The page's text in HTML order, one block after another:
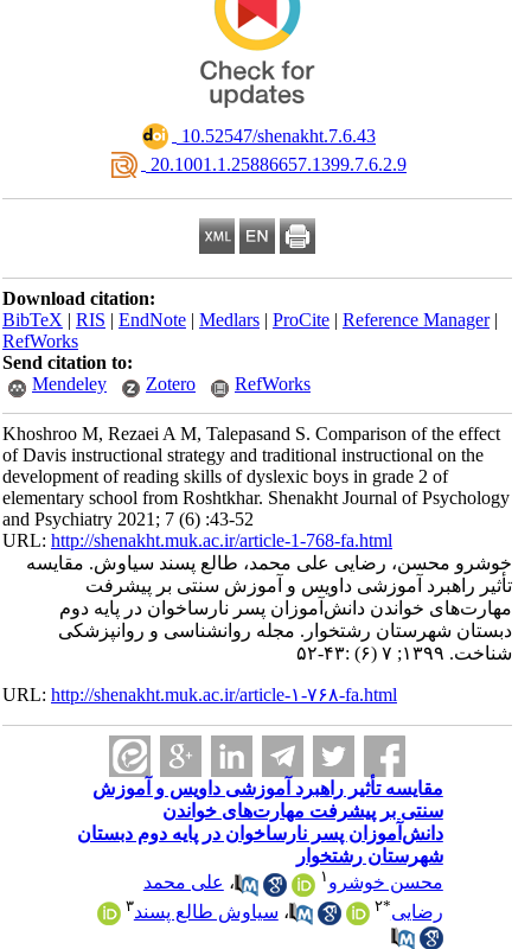
‎ 10.52547/shenakht.7.6.43
‎ 20.1001.1.25886657.1399.7.6.2.9
Download citation:
BibTeX|RIS|EndNote|Medlars|ProCite|Reference Manager
RefWorks
Send citation to:
Mendeley
Zotero RefWorks
Khoshroo M, Rezaei A M, Talepasand S. Comparison of the effect
of Davis instructional strategy and traditional instructional on the
development of reading skills of dyslexic boys in grade 2 of
elementary school from Roshtkhar. Shenakht Journal of Psychology
and Psychiatry 2021; 7 (6) :43-52
URL:http://shenakht.muk.ac.ir/article-1-768-fa.html
خوشرو محسن، رضایی علی محمد، طالع پسند سیاوش. مقایسه
تأثیر راهبرد آموزشی داویس و آموزش سنتی بر پیشرفت
مهارت‌های خواندن دانش‌آموزان پسر نارساخوان در پایه دوم
دبستان شهرستان رشتخوار. مجله روانشناسی و روانپزشکی
شناخت. ۱۳۹۹; ۷ (۶) :۴۳-۵۲
URL:http://shenakht.muk.ac.ir/article-۱-۷۶۸-fa.html
مقایسه تأثیر راهبرد آموزشی داویس و آموزش
سنتی بر پیشرفت مهارت‌های خواندن
دانش‌آموزان پسر نارساخوان در پایه دوم دبستان
شهرستان رشتخوار
محسن خوشرو
،علی محمد
رضایی
۲ ،سیاوش طالع پسند۳